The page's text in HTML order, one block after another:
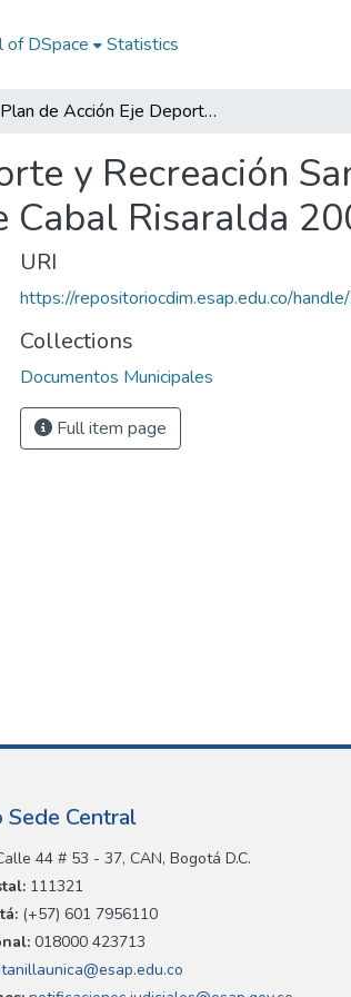
of DSpace Statistics
Plan de Acción Eje Deporte y Recreación Santa Rosa de Cabal Risaralda 2008: PA Santa Rosa de Cabal Risaralda 2008
y Recreación
Cabal Risaralda
URI
https://repositoriocdim.esap.edu.co/
Collections
Documentos Municipales
Full item page
Sede Central
44 # 53 - 37, CAN, Bogotá D.C.
111321
(+57) 601 7956110
018000 423713